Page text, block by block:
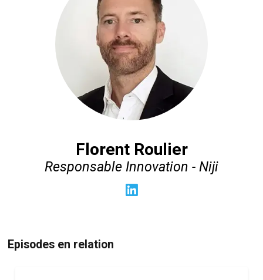
Florent Roulier
Responsable Innovation - Niji
Episodes en relation